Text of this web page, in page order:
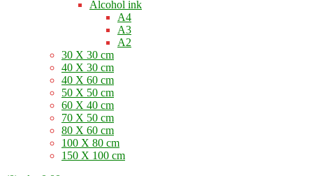
Alcohol ink
A4
A3
A2
30 X 30 cm
40 X 30 cm
40 X 60 cm
50 X 50 cm
60 X 40 cm
70 X 50 cm
80 X 60 cm
100 X 80 cm
150 X 100 cm